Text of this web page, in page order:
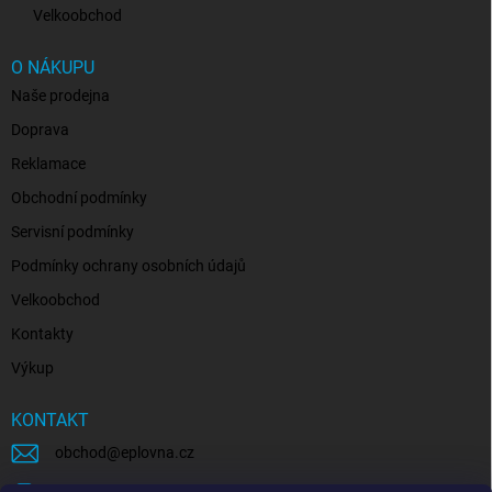
Velkoobchod
O NÁKUPU
Naše prodejna
Doprava
Reklamace
Obchodní podmínky
Servisní podmínky
Podmínky ochrany osobních údajů
Velkoobchod
Kontakty
Výkup
KONTAKT
obchod @eplovna.cz